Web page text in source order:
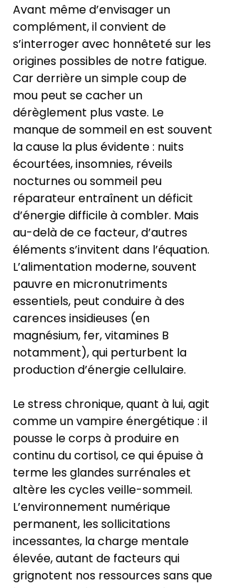
Avant même d’envisager un
complément, il convient de
s’interroger avec honnêteté sur les
origines possibles de notre fatigue.
Car derrière un simple coup de
mou peut se cacher un
dérèglement plus vaste. Le
manque de sommeil en est souvent
la cause la plus évidente : nuits
écourtées, insomnies, réveils
nocturnes ou sommeil peu
réparateur entraînent un déficit
d’énergie difficile à combler. Mais
au-delà de ce facteur, d’autres
éléments s’invitent dans l’équation.
L’alimentation moderne, souvent
pauvre en micronutriments
essentiels, peut conduire à des
carences insidieuses (en
magnésium, fer, vitamines B
notamment), qui perturbent la
production d’énergie cellulaire.
Le stress chronique, quant à lui, agit
comme un vampire énergétique : il
pousse le corps à produire en
continu du cortisol, ce qui épuise à
terme les glandes surrénales et
altère les cycles veille-sommeil.
L’environnement numérique
permanent, les sollicitations
incessantes, la charge mentale
élevée, autant de facteurs qui
grignotent nos ressources sans que